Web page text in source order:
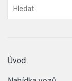
Úvod